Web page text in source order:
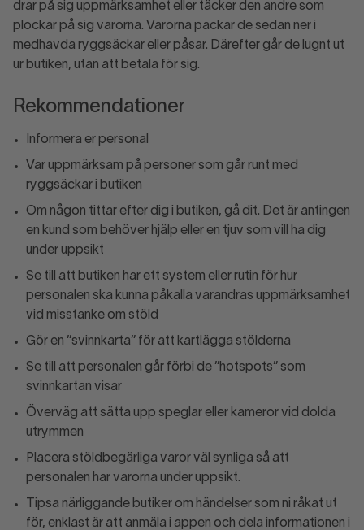
drar på sig uppmärksamhet eller täcker den andre som
plockar på sig varorna. Varorna packar de sedan ner i
medhavda ryggsäckar eller påsar. Därefter går de lugnt ut
ur butiken, utan att betala för sig.
Rekommendationer
Informera er personal
Var uppmärksam på personer som går runt med
ryggsäckar i butiken
Om någon tittar efter dig i butiken, gå dit. Det är antingen
en kund som behöver hjälp eller en tjuv som vill ha dig
under uppsikt
Se till att butiken har ett system eller rutin för hur
personalen ska kunna påkalla varandras uppmärksamhet
vid misstanke om stöld
Gör en ”svinnkarta” för att kartlägga stölderna
Se till att personalen går förbi de ”hotspots” som
svinnkartan visar
Överväg att sätta upp speglar eller kameror vid dolda
utrymmen
Placera stöldbegärliga varor väl synliga så att
personalen har varorna under uppsikt.
Tipsa närliggande butiker om händelser som ni råkat ut
för, enklast är att anmäla i appen och dela informationen i